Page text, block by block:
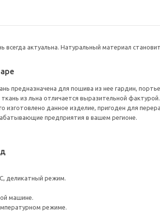
всегда актуальна. Натуральный материал
предназначена для пошива из нее гардин,
из льна отличается выразительной фактурой.
изготовлено данное изделие, пригоден для
предприятия в вашем регионе.
деликатный режим.
машине.
режиме.